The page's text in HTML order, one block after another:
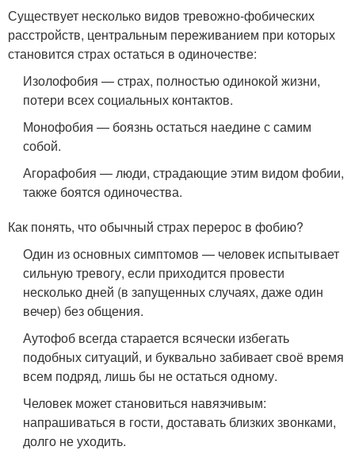
Существует несколько видов тревожно-фобических
расстройств, центральным переживанием при которых
становится страх остаться в одиночестве:
Изолофобия — страх, полностью одинокой жизни,
потери всех социальных контактов.
Монофобия — боязнь остаться наедине с самим
собой.
Агорафобия — люди, страдающие этим видом фобии,
также боятся одиночества.
Как понять, что обычный страх перерос в фобию?
Один из основных симптомов — человек испытывает
сильную тревогу, если приходится провести
несколько дней (в запущенных случаях, даже один
вечер) без общения.
Аутофоб всегда старается всячески избегать
подобных ситуаций, и буквально забивает своё время
всем подряд, лишь бы не остаться одному.
Человек может становиться навязчивым:
напрашиваться в гости, доставать близких звонками,
долго не уходить.